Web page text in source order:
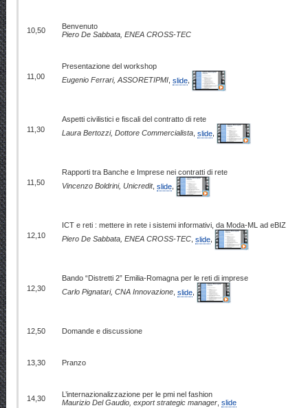
10,50
Benvenuto
Piero De Sabbata, ENEA CROSS-TEC
11,00
Presentazione del workshop
Eugenio Ferrari, ASSORETIPMI, slide,
11,30
Aspetti civilistici e fiscali del contratto di rete
Laura Bertozzi, Dottore Commercialista, slide,
11,50
Rapporti tra Banche e Imprese nei contratti di rete
Vincenzo Boldrini, Unicredit, slide,
12,10
ICT e reti : mettere in rete i sistemi informativi, da Moda-ML ad eBIZ
Piero De Sabbata, ENEA CROSS-TEC, slide,
12,30
Bando “Distretti 2” Emilia-Romagna per le reti di imprese
Carlo Pignatari, CNA Innovazione, slide,
12,50 Domande e discussione
13,30 Pranzo
14,30
L’internazionalizzazione per le pmi nel fashion
Maurizio Del Gaudio, export strategic manager, slide